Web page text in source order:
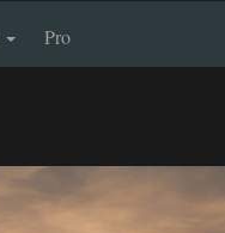
Pro